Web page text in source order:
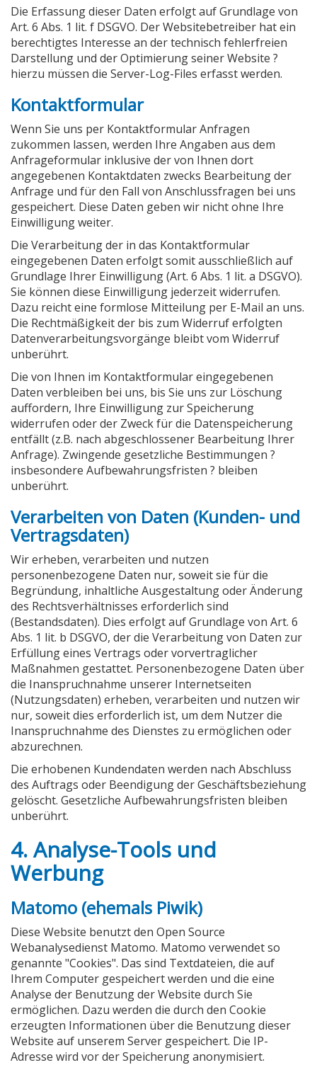
Die Erfassung dieser Daten erfolgt auf Grundlage von
Art. 6 Abs. 1 lit. f DSGVO. Der Websitebetreiber hat ein
berechtigtes Interesse an der technisch fehlerfreien
Darstellung und der Optimierung seiner Website ?
hierzu müssen die Server-Log-Files erfasst werden.
Kontaktformular
Wenn Sie uns per Kontaktformular Anfragen
zukommen lassen, werden Ihre Angaben aus dem
Anfrageformular inklusive der von Ihnen dort
angegebenen Kontaktdaten zwecks Bearbeitung der
Anfrage und für den Fall von Anschlussfragen bei uns
gespeichert. Diese Daten geben wir nicht ohne Ihre
Einwilligung weiter.
Die Verarbeitung der in das Kontaktformular
eingegebenen Daten erfolgt somit ausschließlich auf
Grundlage Ihrer Einwilligung (Art. 6 Abs. 1 lit. a DSGVO).
Sie können diese Einwilligung jederzeit widerrufen.
Dazu reicht eine formlose Mitteilung per E-Mail an uns.
Die Rechtmäßigkeit der bis zum Widerruf erfolgten
Datenverarbeitungsvorgänge bleibt vom Widerruf
unberührt.
Die von Ihnen im Kontaktformular eingegebenen
Daten verbleiben bei uns, bis Sie uns zur Löschung
auffordern, Ihre Einwilligung zur Speicherung
widerrufen oder der Zweck für die Datenspeicherung
entfällt (z.B. nach abgeschlossener Bearbeitung Ihrer
Anfrage). Zwingende gesetzliche Bestimmungen ?
insbesondere Aufbewahrungsfristen ? bleiben
unberührt.
Verarbeiten von Daten (Kunden- und
Vertragsdaten)
Wir erheben, verarbeiten und nutzen
personenbezogene Daten nur, soweit sie für die
Begründung, inhaltliche Ausgestaltung oder Änderung
des Rechtsverhältnisses erforderlich sind
(Bestandsdaten). Dies erfolgt auf Grundlage von Art. 6
Abs. 1 lit. b DSGVO, der die Verarbeitung von Daten zur
Erfüllung eines Vertrags oder vorvertraglicher
Maßnahmen gestattet. Personenbezogene Daten über
die Inanspruchnahme unserer Internetseiten
(Nutzungsdaten) erheben, verarbeiten und nutzen wir
nur, soweit dies erforderlich ist, um dem Nutzer die
Inanspruchnahme des Dienstes zu ermöglichen oder
abzurechnen.
Die erhobenen Kundendaten werden nach Abschluss
des Auftrags oder Beendigung der Geschäftsbeziehung
gelöscht. Gesetzliche Aufbewahrungsfristen bleiben
unberührt.
4. Analyse-Tools und
Werbung
Matomo (ehemals Piwik)
Diese Website benutzt den Open Source
Webanalysedienst Matomo. Matomo verwendet so
genannte "Cookies". Das sind Textdateien, die auf
Ihrem Computer gespeichert werden und die eine
Analyse der Benutzung der Website durch Sie
ermöglichen. Dazu werden die durch den Cookie
erzeugten Informationen über die Benutzung dieser
Website auf unserem Server gespeichert. Die IP-
Adresse wird vor der Speicherung anonymisiert.